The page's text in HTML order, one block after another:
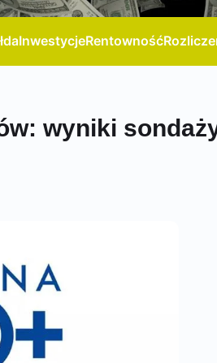
InwestycjeRentowność
wyniki